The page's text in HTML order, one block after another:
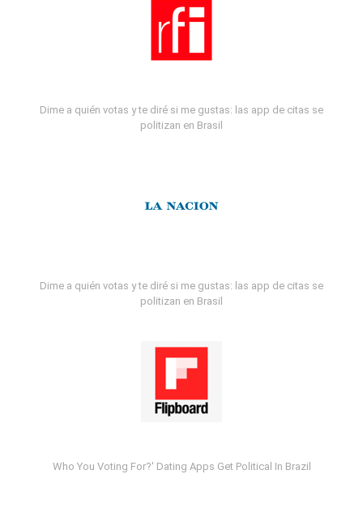
Dime a quién votas y te diré si me gustas: las app de citas se
politizan en Brasil
Dime a quién votas y te diré si me gustas: las app de citas se
politizan en Brasil
Who You Voting For?' Dating Apps Get Political In Brazil